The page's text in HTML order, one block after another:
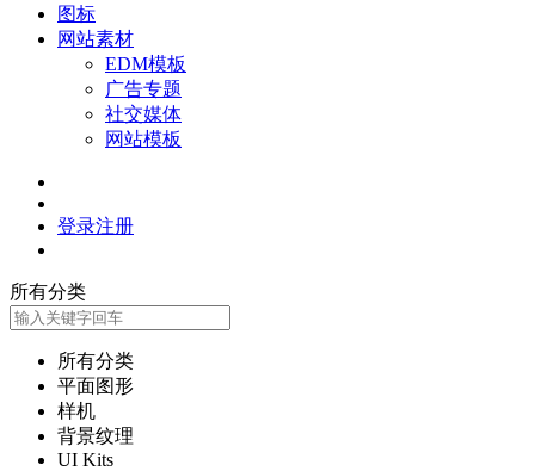
图标
网站素材
EDM模板
广告专题
社交媒体
网站模板
登录注册
所有分类
所有分类
平面图形
样机
背景纹理
UI Kits